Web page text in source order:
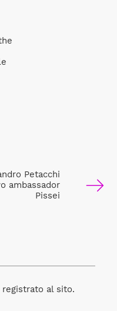
Petacchi
ambassador
Pissei
al sito.